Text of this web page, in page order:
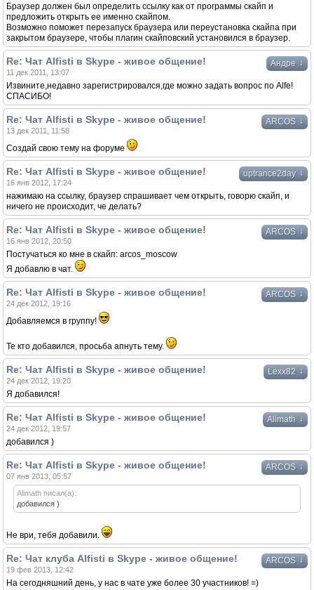
Браузер должен был определить ссылку как от программы скайп и
предложить открыть ее именно скайпом.
Возможно поможет перезапуск браузера или переустановка скайпа при
закрытом браузере, чтобы плагин скайповский установился в браузер.
Андре ↓
Re: Чат Alfisti в Skype - живое общение!
11 дек 2011, 13:07
Извините,недавно зарегистрировался,где можно задать вопрос по Alfe!
СПАСИБО!
ARCOS ↓
Re: Чат Alfisti в Skype - живое общение!
13 дек 2011, 11:58
Создай свою тему на форуме
uptrance2day ↓
Re: Чат Alfisti в Skype - живое общение!
16 янв 2012, 17:24
нажимаю на ссылку, браузер спрашивает чем открыть, говорю скайп, и
ничего не происходит, че делать?
ARCOS ↓
Re: Чат Alfisti в Skype - живое общение!
16 янв 2012, 20:50
Постучаться ко мне в скайп: arcos_moscow
Я добавлю в чат.
ARCOS ↓
Re: Чат Alfisti в Skype - живое общение!
24 дек 2012, 19:16
Добавляемся в группу!
Те кто добавился, просьба апнуть тему.
Lexx82 ↓
Re: Чат Alfisti в Skype - живое общение!
24 дек 2012, 19:20
Я добавился!
Alimath ↓
Re: Чат Alfisti в Skype - живое общение!
24 дек 2012, 19:57
добавился )
ARCOS ↓
Re: Чат Alfisti в Skype - живое общение!
07 янв 2013, 05:57
Alimath писал(а):
добавился )
Не ври, тебя добавили.
ARCOS ↓
Re: Чат клуба Alfisti в Skype - живое общение!
19 фев 2013, 12:42
На сегодняшний день, у нас в чате уже более 30 участников! =)